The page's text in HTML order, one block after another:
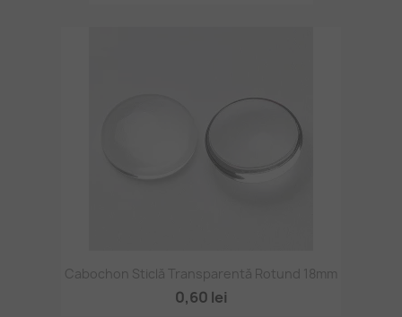
Cabochon Sticlă Transparentă Rotund 18mm
0,60 lei